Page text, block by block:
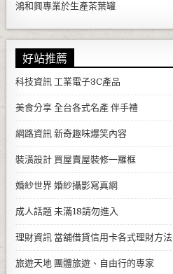
鴻和興專業於生產茶葉罐
好站推薦
科技資訊 工業電子3C產品
美食分享 全台各式名產 伴手禮
網路資訊 新奇趣味爆笑內容
裝潢設計 買屋賣屋裝修一羅框
婚紗世界 婚紗攝影寫真網
成人話題 未滿18請勿進入
理財資訊 當舖借貸信用卡各式理財方法
旅遊天地 團體旅遊、自由行的專家